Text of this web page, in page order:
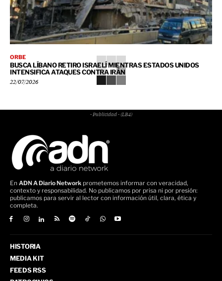
ORBE
BUSCA LÍBANO RETIRO ISRAELÍ MIENTRAS ESTADOS UNIDOS
INTENSIFICA ATAQUES CONTRA IRÁN
22/07/2026
- Publicidad - (LB4)
En ADN A Diario Network prometemos informar con veracidad,
contexto y responsabilidad. No publicamos por prisa ni por presión:
publicamos para servir al lector con información útil, clara, ética y
completa.
HISTORIA
MEDIA KIT
FEEDS RSS